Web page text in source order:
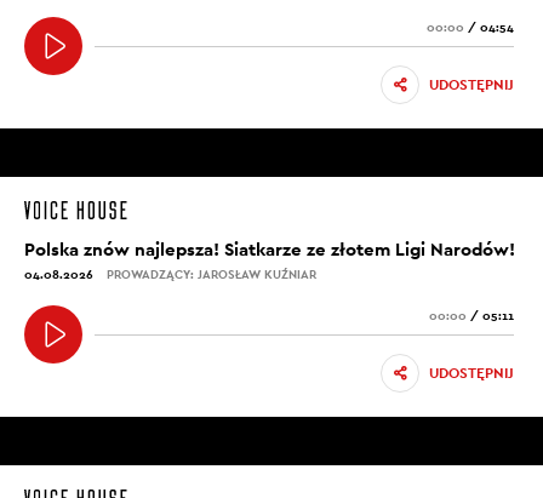
00:00 / 04:54
UDOSTĘPNIJ
Polska znów najlepsza! Siatkarze ze złotem Ligi Narodów!
04.08.2026 PROWADZĄCY: JAROSŁAW KUŹNIAR
00:00 / 05:11
UDOSTĘPNIJ